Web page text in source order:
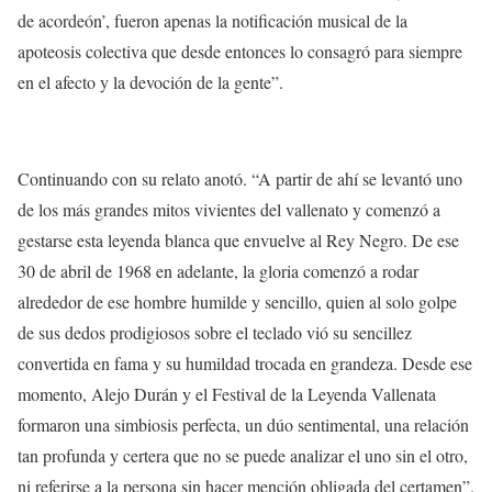
de acordeón’, fueron apenas la notificación musical de la
apoteosis colectiva que desde entonces lo consagró para siempre
en el afecto y la devoción de la gente”.
Continuando con su relato anotó. “A partir de ahí se levantó uno
de los más grandes mitos vivientes del vallenato y comenzó a
gestarse esta leyenda blanca que envuelve al Rey Negro. De ese
30 de abril de 1968 en adelante, la gloria comenzó a rodar
alrededor de ese hombre humilde y sencillo, quien al solo golpe
de sus dedos prodigiosos sobre el teclado vió su sencillez
convertida en fama y su humildad trocada en grandeza. Desde ese
momento, Alejo Durán y el Festival de la Leyenda Vallenata
formaron una simbiosis perfecta, un dúo sentimental, una relación
tan profunda y certera que no se puede analizar el uno sin el otro,
ni referirse a la persona sin hacer mención obligada del certamen”.